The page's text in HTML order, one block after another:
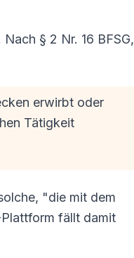
§ 2 Nr. 16 BFSG,
erwirbt oder
Tätigkeit
"die mit dem
fällt damit